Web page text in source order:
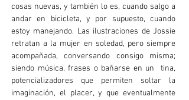
cosas nuevas, y también lo es, cuando salgo a
andar en bicicleta, y por supuesto, cuando
estoy manejando. Las ilustraciones de Jossie
retratan a la mujer en soledad, pero siempre
acompañada, conversando consigo misma;
siendo música, frases o bañarse en un tina,
potencializadores que permiten soltar la
imaginación, el placer, y que eventualmente